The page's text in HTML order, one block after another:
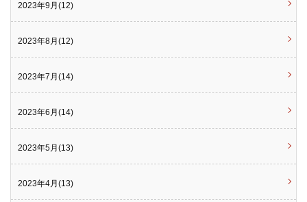
2023年9月(12)
2023年8月(12)
2023年7月(14)
2023年6月(14)
2023年5月(13)
2023年4月(13)